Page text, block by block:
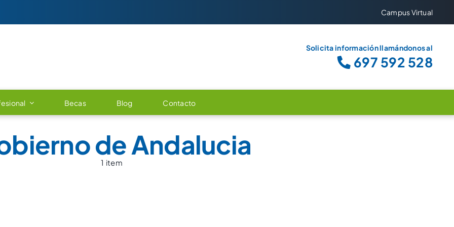
Campus Virtual
Solicita información llamándonos al
697 592 528
Becas Blog Contacto
de Andalucia
1 item